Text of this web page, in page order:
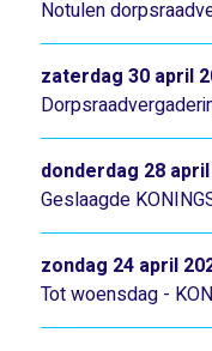
Notulen
zaterdag 30 april
Geslaagde
donderdag 28
Tot woensdag -
zondag 24 april